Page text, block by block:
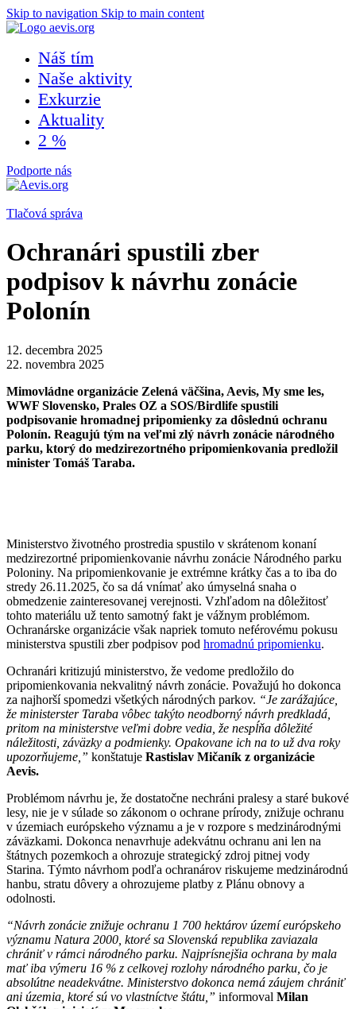
Skip to navigation Skip to main content
Náš tím
Naše aktivity
Exkurzie
Aktuality
2 %
Podporte nás
Tlačová správa
Ochranári spustili zber
podpisov k návrhu zonácie
Polonín
12. decembra 2025
22. novembra 2025
Mimovládne organizácie Zelená väčšina, Aevis, My sme les,
WWF Slovensko, Prales OZ a SOS/Birdlife spustili
podpisovanie hromadnej pripomienky za dôslednú ochranu
Polonín. Reagujú tým na veľmi zlý návrh zonácie národného
parku, ktorý do medzirezortného pripomienkovania predložil
minister Tomáš Taraba.
Ministerstvo životného prostredia spustilo v skrátenom konaní
medzirezortné pripomienkovanie návrhu zonácie Národného parku
Poloniny. Na pripomienkovanie je extrémne krátky čas a to iba do
stredy 26.11.2025, čo sa dá vnímať ako úmyselná snaha o
obmedzenie zainteresovanej verejnosti. Vzhľadom na dôležitosť
tohto materiálu už tento samotný fakt je vážnym problémom.
Ochranárske organizácie však napriek tomuto neférovému pokusu
ministerstva spustili zber podpisov pod hromadnú pripomienku.
Ochranári kritizujú ministerstvo, že vedome predložilo do
pripomienkovania nekvalitný návrh zonácie. Považujú ho dokonca
za najhorší spomedzi všetkých národných parkov. “Je zarážajúce,
že ministerster Taraba vôbec takýto neodborný návrh predkladá,
pritom na ministerstve veľmi dobre vedia, že nespĺňa dôležité
náležitosti, záväzky a podmienky. Opakovane ich na to už dva roky
upozorňujeme,” konštatuje Rastislav Mičaník z organizácie
Aevis.
Problémom návrhu je, že dostatočne nechráni pralesy a staré bukové
lesy, nie je v súlade so zákonom o ochrane prírody, znižuje ochranu
v územiach európskeho významu a je v rozpore s medzinárodnými
záväzkami. Dokonca nenavrhuje adekvátnu ochranu ani len na
štátnych pozemkoch a ohrozuje strategický zdroj pitnej vody
Starina. Týmto návrhom podľa ochranárov riskujeme medzinárodnú
hanbu, stratu dôvery a ohrozujeme platby z Plánu obnovy a
odolnosti.
“Návrh zonácie znižuje ochranu 1 700 hektárov území európskeho
významu Natura 2000, ktoré sa Slovenská republika zaviazala
chrániť v rámci národného parku. Najprísnejšia ochrana by mala
mať iba výmeru 16 % z celkovej rozlohy národného parku, čo je
absolútne neadekvátne. Ministerstvo dokonca nemá záujem chrániť
ani územia, ktoré sú vo vlastníctve štátu,” informoval Milan